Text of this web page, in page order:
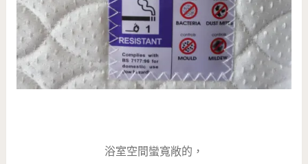
浴室空間蠻寬敞的，